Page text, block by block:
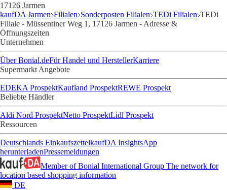
17126 Jarmen
kaufDA Jarmen Filialen Sonderposten Filialen TEDi Filialen TEDi
Filiale - Müssentiner Weg 1, 17126 Jarmen - Adresse &
Öffnungszeiten
Unternehmen
Über Bonial.deFür Handel und HerstellerKarriere
Supermarkt Angebote
EDEKA ProspektKaufland ProspektREWE Prospekt
Beliebte Händler
Aldi Nord ProspektNetto ProspektLidl Prospekt
Ressourcen
Deutschlands EinkaufszettelkaufDA InsightsApp
herunterladenPressemeldungen
Member of Bonial International Group The network for
location based shopping information
DE